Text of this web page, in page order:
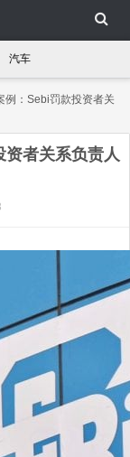
汽车
例：Sebi罚款投资者关
者关系负责人